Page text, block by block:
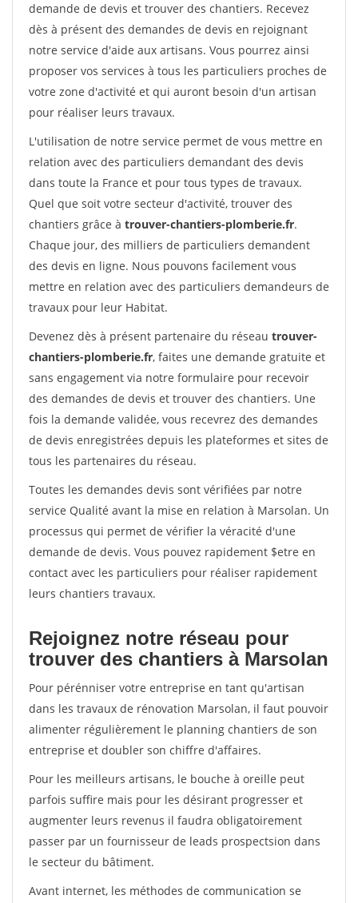
demande de devis et trouver des chantiers. Recevez
dès à présent des demandes de devis en rejoignant
notre service d'aide aux artisans. Vous pourrez ainsi
proposer vos services à tous les particuliers proches de
votre zone d'activité et qui auront besoin d'un artisan
pour réaliser leurs travaux.
L'utilisation de notre service permet de vous mettre en
relation avec des particuliers demandant des devis
dans toute la France et pour tous types de travaux.
Quel que soit votre secteur d'activité, trouver des
chantiers grâce à trouver-chantiers-plomberie.fr.
Chaque jour, des milliers de particuliers demandent
des devis en ligne. Nous pouvons facilement vous
mettre en relation avec des particuliers demandeurs de
travaux pour leur Habitat.
Devenez dès à présent partenaire du réseau trouver-
chantiers-plomberie.fr, faites une demande gratuite et
sans engagement via notre formulaire pour recevoir
des demandes de devis et trouver des chantiers. Une
fois la demande validée, vous recevrez des demandes
de devis enregistrées depuis les plateformes et sites de
tous les partenaires du réseau.
Toutes les demandes devis sont vérifiées par notre
service Qualité avant la mise en relation à Marsolan. Un
processus qui permet de vérifier la véracité d'une
demande de devis. Vous pouvez rapidement $etre en
contact avec les particuliers pour réaliser rapidement
leurs chantiers travaux.
Rejoignez notre réseau pour
trouver des chantiers à Marsolan
Pour pérénniser votre entreprise en tant qu'artisan
dans les travaux de rénovation Marsolan, il faut pouvoir
alimenter régulièrement le planning chantiers de son
entreprise et doubler son chiffre d'affaires.
Pour les meilleurs artisans, le bouche à oreille peut
parfois suffire mais pour les désirant progresser et
augmenter leurs revenus il faudra obligatoirement
passer par un fournisseur de leads prospectsion dans
le secteur du bâtiment.
Avant internet, les méthodes de communication se